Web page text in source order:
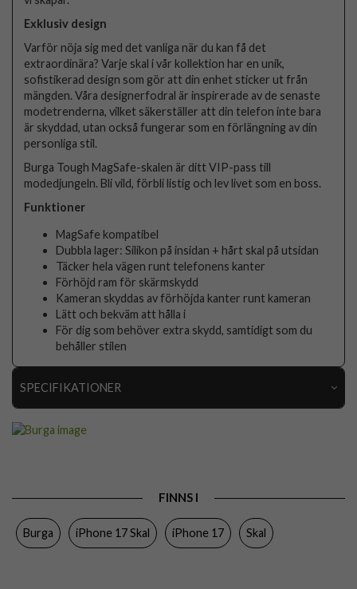
Exklusiv design
Varför nöja sig med det vanliga när du kan få det
extraordinära? Varje skal i vår kollektion har en unik,
sofistikerad design som gör att din enhet sticker ut från
mängden. Våra designerfodral är inspirerade av de senaste
modetrenderna, vilket säkerställer att din telefon inte bara
är skyddad, utan också fungerar som en förlängning av din
personliga stil.
Burga Tough MagSafe-skalen är ditt VIP-pass till
modedjungeln. Bli vild, förbli listig och lev livet som en boss.
Funktioner
MagSafe kompatibel
Dubbla lager: Silikon på insidan + hårt skal på utsidan
Täcker hela vägen runt telefonens kanter
Förhöjd ram för skärmskydd
Kameran skyddas av förhöjda kanter runt kameran
Lätt och bekväm att hålla i
För dig som behöver extra skydd, samtidigt som du
behåller stilen
SPECIFIKATIONER
Material Hårdplast (PC), Mjukplast (TPU)
FINNS I
Burga iPhone 17 Skal iPhone 17 Skal